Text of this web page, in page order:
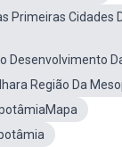
Primeiras Cidades
Desenvolvimento
Região Da